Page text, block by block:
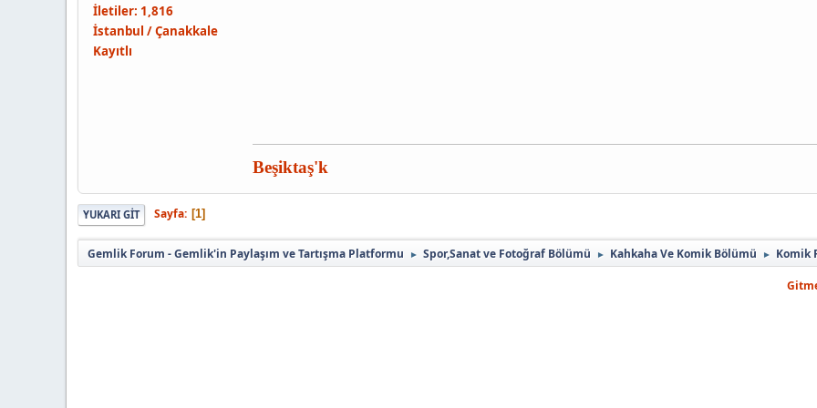
İletiler: 1,816
İstanbul / Çanakkale
Kayıtlı
Beşiktaş'k
YUKARI GIT Sayfa 1
Gemlik Forum - Gemlik'in Paylaşım ve Tartışma Platformu ► Spor,Sanat ve Fotoğraf Bölümü ► Kahkaha Ve Komik Bölümü ► Komik